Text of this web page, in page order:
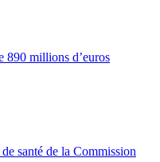
890 millions d’euros
santé de la Commission